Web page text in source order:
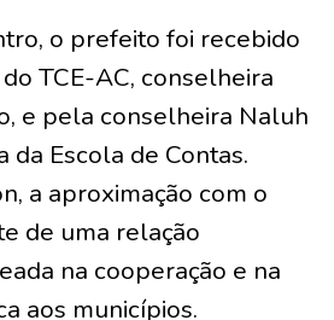
o prefeito foi recebido
TCE-AC, conselheira
e pela conselheira Naluh
da Escola de Contas.
a aproximação com o
de uma relação
na cooperação e na
aos municípios.